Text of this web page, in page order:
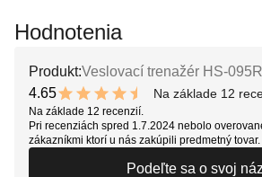
Hodnotenia
Produkt:Veslovací trenažér HS-
4.65
9.3 out of 10 stars
Na základe 12
Na základe 12 recenzií.
Pri recenziách spred 1.7.2024 nebolo
zákazníkmi ktorí u nás zakúpili predmetný tovar.
Podeľte sa o svoj